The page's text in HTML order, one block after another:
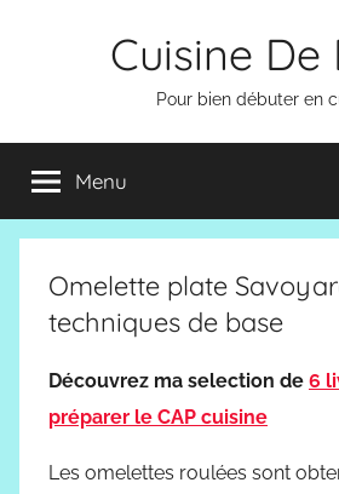
Cuisine De
Pour bien débuter en
Menu
Omelette plate
techniques de base
Découvrez ma selection de 6
préparer le CAP cuisine
Les omelettes roulées sont